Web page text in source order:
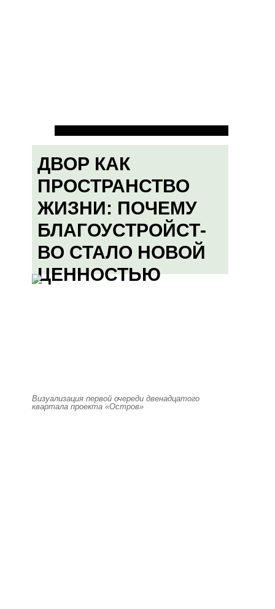
ДВОР КАК
ПРОСТРАНСТВО
ЖИЗНИ: ПОЧЕМУ
БЛАГОУСТРОЙСТ-
ВО СТАЛО НОВОЙ
ЦЕННОСТЬЮ
Визуализация первой очереди двенадцатого
квартала проекта «Остров»